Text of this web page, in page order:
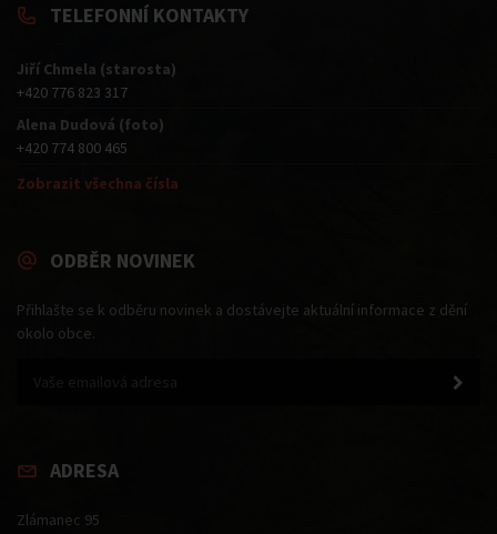
TELEFONNÍ KONTAKTY
Jiří Chmela (starosta)
+420 776 823 317
Alena Dudová (foto)
+420 774 800 465
Zobrazit všechna čísla
ODBĚR NOVINEK
Přihlašte se k odběru novinek a dostávejte aktuální informace z dění
okolo obce.
ADRESA
Zlámanec 95